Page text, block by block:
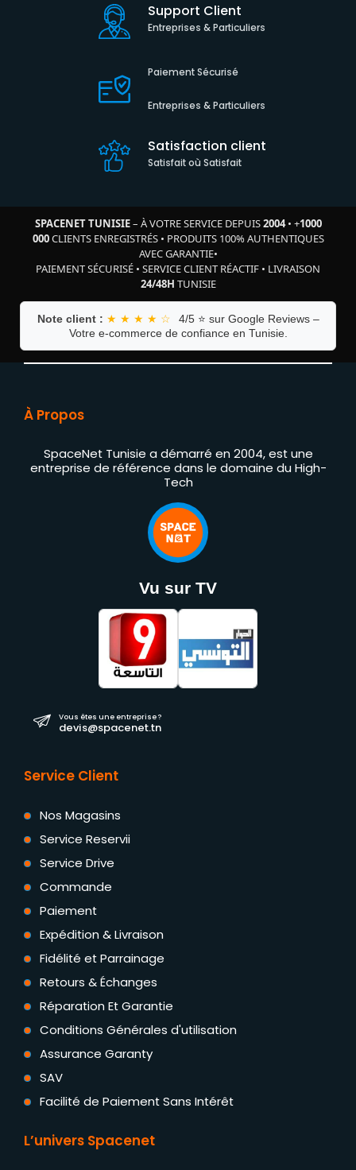
Support Client
Entreprises & Particuliers
Paiement Sécurisé
Entreprises & Particuliers
Satisfaction client
Satisfait où Satisfait
SPACENET TUNISIE– À VOTRE SERVICE DEPUIS2004• +1000
000CLIENTS ENREGISTRÉS• PRODUITS 100% AUTHENTIQUES
AVEC GARANTIE•
PAIEMENT SÉCURISÉ • SERVICE CLIENT RÉACTIF • LIVRAISON
24/48H TUNISIE
Note client : ★ ★ ★ ★ ☆
4/5 ⭐ sur Google Reviews –
Votre e-commerce de confiance en Tunisie.
À Propos
SpaceNet Tunisie a démarré en 2004, est une
entreprise de référence dans le domaine du High-
Tech
Vu sur TV
Vous êtes une entreprise ?
devis@spacenet.tn
Service Client
Nos Magasins
Service Reservii
Service Drive
Commande
Paiement
Expédition & Livraison
Fidélité et Parrainage
Retours & Échanges
Réparation Et Garantie
Conditions Générales d'utilisation
Assurance Garanty
SAV
Facilité de Paiement Sans Intérêt
L’univers Spacenet